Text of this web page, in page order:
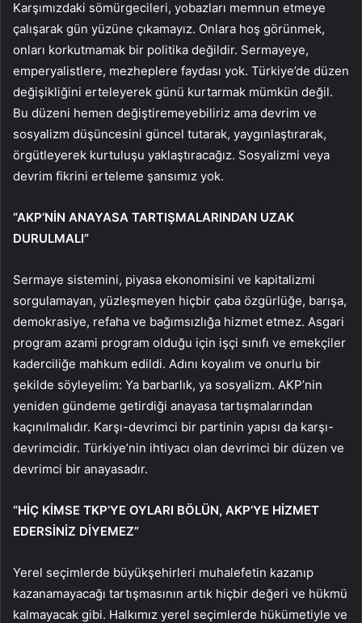
Karşımızdaki sömürgecileri, yobazları memnun etmeye
çalışarak gün yüzüne çıkamayız. Onlara hoş görünmek,
onları korkutmamak bir politika değildir. Sermayeye,
emperyalistlere, mezheplere faydası yok. Türkiye’de düzen
değişikliğini erteleyerek günü kurtarmak mümkün değil.
Bu düzeni hemen değiştiremeyebiliriz ama devrim ve
sosyalizm düşüncesini güncel tutarak, yaygınlaştırarak,
örgütleyerek kurtuluşu yaklaştıracağız. Sosyalizmi veya
devrim fikrini erteleme şansımız yok.
“AKP’NİN ANAYASA TARTIŞMALARINDAN UZAK
DURULMALI”
Sermaye sistemini, piyasa ekonomisini ve kapitalizmi
sorgulamayan, yüzleşmeyen hiçbir çaba özgürlüğe, barışa,
demokrasiye, refaha ve bağımsızlığa hizmet etmez. Asgari
program azami program olduğu için işçi sınıfı ve emekçiler
kaderciliğe mahkum edildi. Adını koyalım ve onurlu bir
şekilde söyleyelim: Ya barbarlık, ya sosyalizm. AKP’nin
yeniden gündeme getirdiği anayasa tartışmalarından
kaçınılmalıdır. Karşı-devrimci bir partinin yapısı da karşı-
devrimcidir. Türkiye’nin ihtiyacı olan devrimci bir düzen ve
devrimci bir anayasadır.
“HİÇ KİMSE TKP’YE OYLARI BÖLÜN, AKP’YE HİZMET
EDERSİNİZ DİYEMEZ”
Yerel seçimlerde büyükşehirleri muhalefetin kazanıp
kazanamayacağı tartışmasının artık hiçbir değeri ve hükmü
kalmayacak gibi. Halkımız yerel seçimlerde hükümetiyle ve